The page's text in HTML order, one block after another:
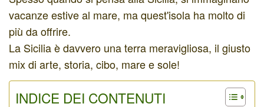
vacanze estive al mare, ma quest'isola ha molto di
più da offrire.
La Sicilia è davvero una terra meravigliosa, il giusto
mix di arte, storia, cibo, mare e sole!
INDICE DEI CONTENUTI